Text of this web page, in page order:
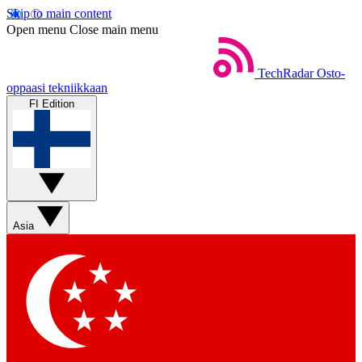
Skip to main content
Open menu Close main menu
TechRadar Osto-
oppaasi tekniikkaan
FI Edition
Asia